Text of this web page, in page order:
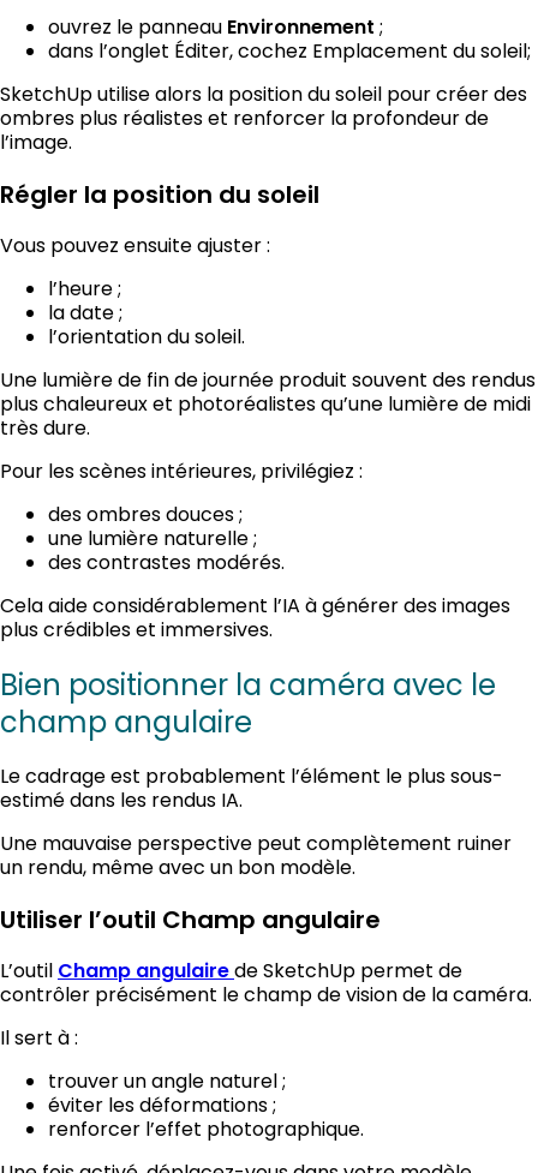
ouvrez le panneau Environnement ;
dans l’onglet Éditer, cochez Emplacement du soleil;
SketchUp utilise alors la position du soleil pour créer des
ombres plus réalistes et renforcer la profondeur de
l’image.
Régler la position du soleil
Vous pouvez ensuite ajuster :
l’heure ;
la date ;
l’orientation du soleil.
Une lumière de fin de journée produit souvent des rendus
plus chaleureux et photoréalistes qu’une lumière de midi
très dure.
Pour les scènes intérieures, privilégiez :
des ombres douces ;
une lumière naturelle ;
des contrastes modérés.
Cela aide considérablement l’IA à générer des images
plus crédibles et immersives.
Bien positionner la caméra avec le
champ angulaire
Le cadrage est probablement l’élément le plus sous-
estimé dans les rendus IA.
Une mauvaise perspective peut complètement ruiner
un rendu, même avec un bon modèle.
Utiliser l’outil Champ angulaire
L’outil Champ angulairede SketchUp permet de
contrôler précisément le champ de vision de la caméra.
Il sert à :
trouver un angle naturel ;
éviter les déformations ;
renforcer l’effet photographique.